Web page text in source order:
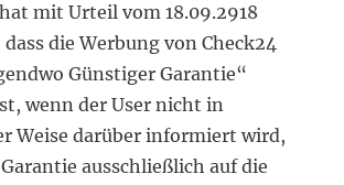
mit Urteil vom 18.09.2918
die Werbung von Check24
Günstiger Garantie“
wenn der User nicht in
Weise darüber informiert wird,
ausschließlich auf die